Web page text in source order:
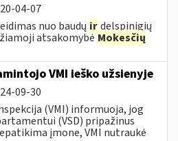
04-07
nuo baudų irdelspinigių
atsakomybėMokesčių
VMI ieško užsienyje
09-30
(VMI) informuoja, jog
(VSD) pripažinus
įmone, VMI nutraukė